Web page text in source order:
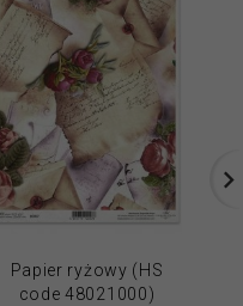
Papier ryżowy (HS
code 48021000)